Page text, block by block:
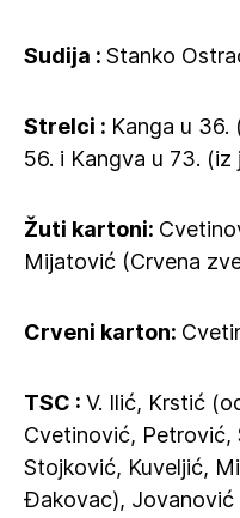
Sudija : Stanko
Strelci : Kanga u 36.
56. i Kangva u 73.
Žuti kartoni:
Mijatović (Crvena
Crveni karton:
TSC : V. Ilić, Krstić
Cvetinović, Petrović,
Stojković, Kuveljić,
Đakovac), Jovanović